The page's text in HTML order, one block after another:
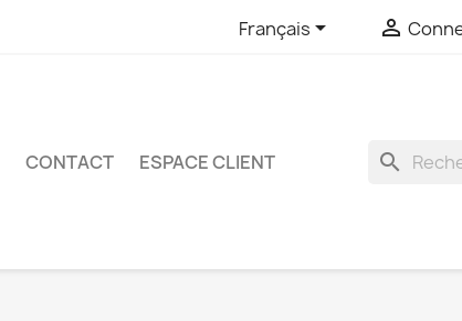
Français 
CONTACT ESPACE CLIENT search